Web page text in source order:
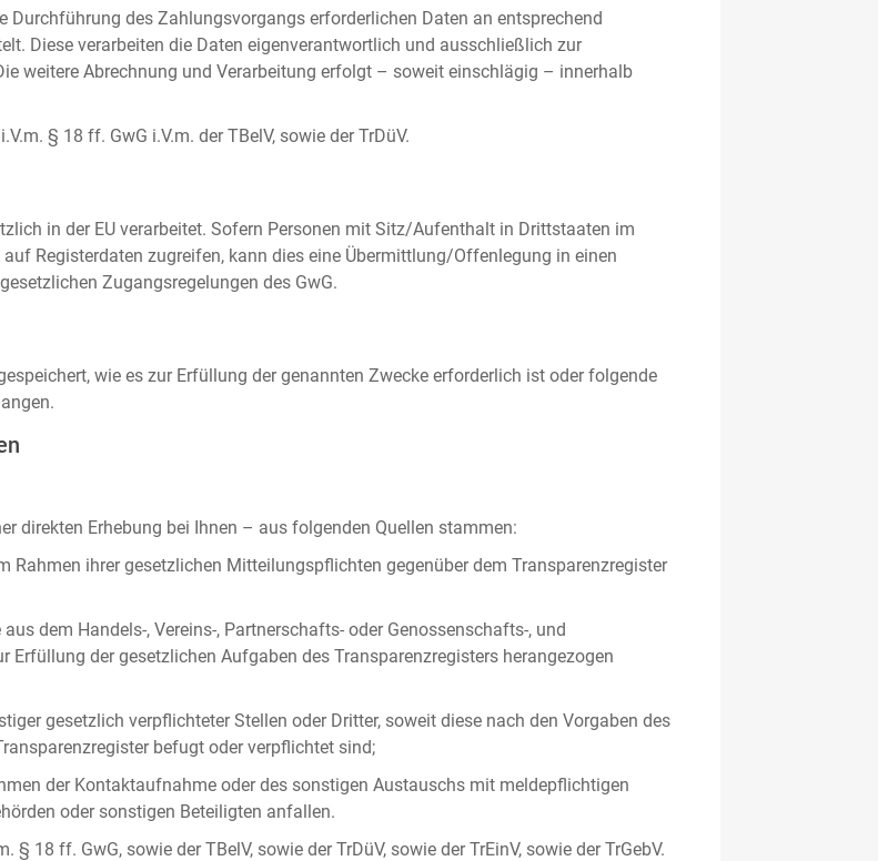
des Zahlungsvorgangs erforderlichen Daten an entsprechend
Diese verarbeiten die Daten eigenverantwortlich und ausschließlich zur
weitere Abrechnung und Verarbeitung erfolgt – soweit einschlägig – innerhalb
§ 18 ff. GwG i.V.m. der TBelV, sowie der TrDüV.
in der EU verarbeitet. Sofern Personen mit Sitz/Aufenthalt in Drittstaaten im
Registerdaten zugreifen, kann dies eine Übermittlung/Offenlegung in einen
Zugangsregelungen des GwG.
wie es zur Erfüllung der genannten Zwecke erforderlich ist oder folgende
direkten Erhebung bei Ihnen – aus folgenden Quellen stammen:
Rahmen ihrer gesetzlichen Mitteilungspflichten gegenüber dem Transparenzregister
dem Handels-, Vereins-, Partnerschafts- oder Genossenschafts-, und
Erfüllung der gesetzlichen Aufgaben des Transparenzregisters herangezogen
gesetzlich verpflichteter Stellen oder Dritter, soweit diese nach den Vorgaben des
befugt oder verpflichtet sind;
der Kontaktaufnahme oder des sonstigen Austauschs mit meldepflichtigen
oder sonstigen Beteiligten anfallen.
§ 18 ff. GwG, sowie der TBelV, sowie der TrDüV, sowie der TrEinV, sowie der TrGebV.